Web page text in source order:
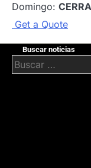
Domingo:
Get a Quote
Buscar noticias
Buscar: